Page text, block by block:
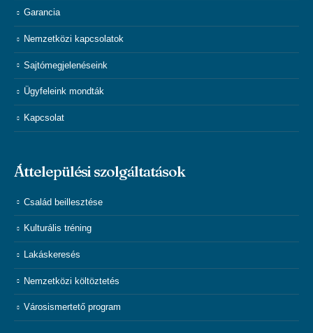
Garancia
Nemzetközi kapcsolatok
Sajtómegjelenéseink
Ügyfeleink mondták
Kapcsolat
Áttelepülési szolgáltatások
Család beillesztése
Kulturális tréning
Lakáskeresés
Nemzetközi költöztetés
Városismertető program